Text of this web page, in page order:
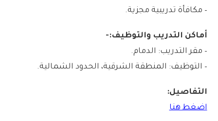
– مكافأة تدريبية مجزية.
أماكن التدريب والتوظيف:-
– مقر التدريب: الدمام.
– التوظيف: المنطقة الشرقية، الحدود الشمالية.
التفاصيل:
اضغط هنا